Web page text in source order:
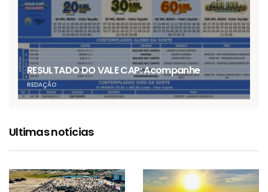
RESULTADO DO VALE CAP: Acompanhe
REDAÇÃO
Ultimas notícias